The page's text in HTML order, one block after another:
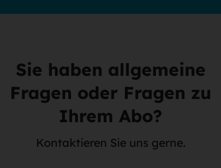
Sie haben allgemeine
Fragen oder Fragen zu
Ihrem Abo?
Kontaktieren Sie uns gerne.